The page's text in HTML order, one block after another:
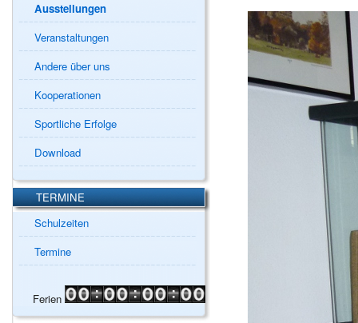
Ausstellungen
Veranstaltungen
Andere über uns
Kooperationen
Sportliche Erfolge
Download
TERMINE
Schulzeiten
Termine
Ferien